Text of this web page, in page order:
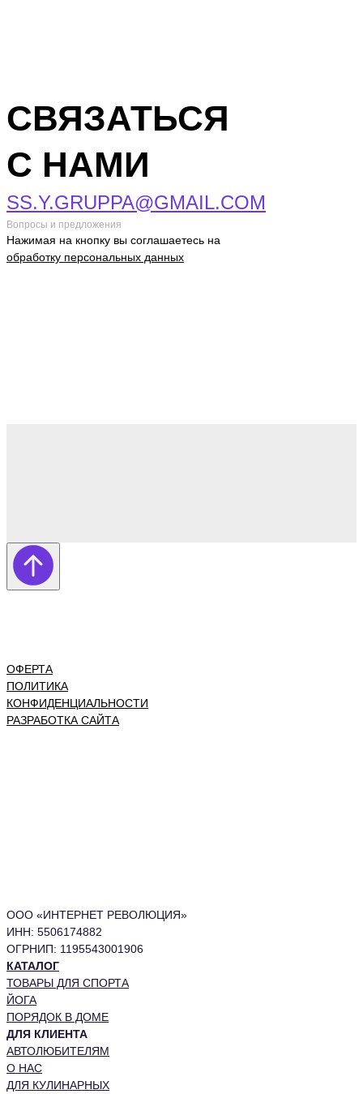
СВЯЗАТЬСЯ
С НАМИ
SS.Y.GRUPPA@GMAIL.COM
Вопросы и предложения
Нажимая на кнопку вы соглашаетесь на
обработку персональных данных
ООО «ИНТЕРНЕТ РЕВОЛЮЦИЯ»
ИНН: 5506174882
ОГРНИП: 1195543001906
КАТАЛОГ
ТОВАРЫ ДЛЯ СПОРТА
ЙОГА
ПОРЯДОК В ДОМЕ
ДЛЯ КЛИЕНТА
АВТОЛЮБИТЕЛЯМ
О НАС
ДЛЯ КУЛИНАРНЫХ
ОФЕРТА
ПОЛИТИКА
КОНФИДЕНЦИАЛЬНОСТИ
РАЗРАБОТКА САЙТА